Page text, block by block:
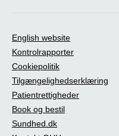
English website
Kontrolrapporter
Cookiepolitik
Tilgængelighedserklæring
Patientrettigheder
Book og bestil
Sundhed.dk